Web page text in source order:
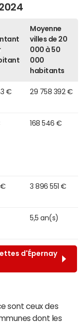
Moyenne
villes de 20
000 à 50
000
habitants
€ 29 758 392 €
168 546 €
€ 3 896 551 €
5,5 an(s)
d'Épernay
sont ceux des
dont les